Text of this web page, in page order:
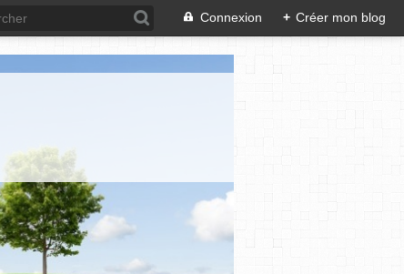
Connexion + Créer mon blog